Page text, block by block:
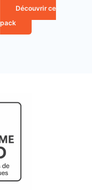
Découvrir ce
pack